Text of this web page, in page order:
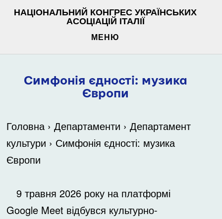
НАЦІОНАЛЬНИЙ КОНГРЕС УКРАЇНСЬКИХ
АСОЦІАЦІЙ ІТАЛІЇ
МЕНЮ
Симфонія єдності: музика
Європи
Головна › Департаменти › Департамент
культури › Симфонія єдності: музика
Європи
9 травня 2026 року на платформі
Google Meet відбувся культурно-